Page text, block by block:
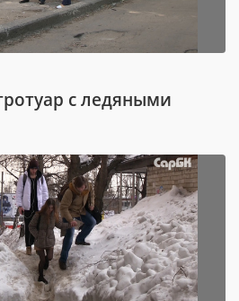
с ледяными